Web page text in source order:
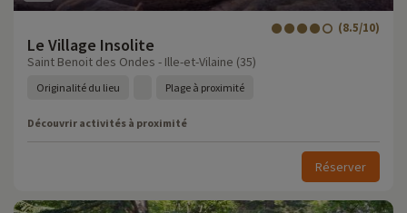
Le Village Insolite
(8.5/10)
Saint Benoit des Ondes - Ille-et-Vilaine (35)
Originalité du lieu Plage à proximité
Découvrir activités à proximité
Réserver